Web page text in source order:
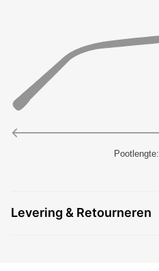
Pootlengte:
Levering & Retourneren